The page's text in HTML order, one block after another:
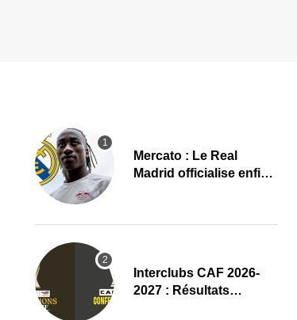
Mercato : Le Real
Madrid officialise enfin
Interclubs CAF 2026-
2027 : Résultats